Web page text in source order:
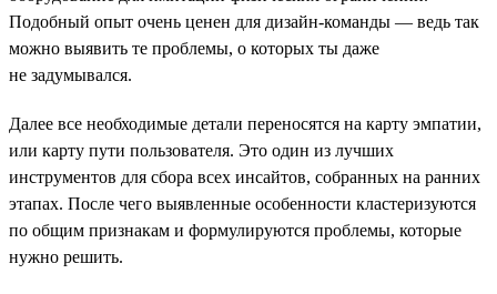
Подобный опыт очень ценен для дизайн-команды — ведь так
можно выявить те проблемы, о которых ты даже
не задумывался.
Далее все необходимые детали переносятся на карту эмпатии,
или карту пути пользователя. Это один из лучших
инструментов для сбора всех инсайтов, собранных на ранних
этапах. После чего выявленные особенности кластеризуются
по общим признакам и формулируются проблемы, которые
нужно решить.